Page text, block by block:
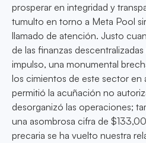
prosperar en integridad y
tumulto en torno a Meta Pool
llamado de atención. Justo
de las finanzas
impulso, una monumental
los cimientos de este sector en
permitió la acuñación no
desorganizó las operaciones;
una asombrosa cifra de
precaria se ha vuelto nuestra